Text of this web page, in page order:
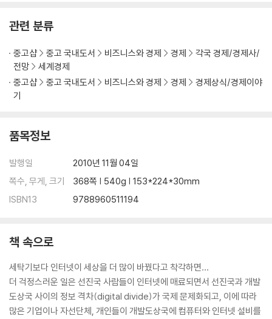
관련 분류
중고샵 중고 국내도서 비즈니스와 경제 경제
각국 경제/경제사/
전망
세계경제
중고샵
중고 국내도서 비즈니스와 경제 경제
경제상식/경제이야
기
품목정보
발행일
2010년 11월 04일
쪽수, 무게, 크기
368쪽 | 540g | 153*224*30mm
ISBN13
9788960511194
책 속으로
세탁기보다 인터넷이 세상을 더 많이 바꿨다고 착각하면…
더 걱정스러운 일은 선진국 사람들이 인터넷에 매료되면서 선진국과 개발
도상국 사이의 정보 격차(digital divide)가 국제 문제화되고, 이에 따라
많은 기업이나 자선단체, 개인들이 개발도상국에 컴퓨터와 인터넷 설비를